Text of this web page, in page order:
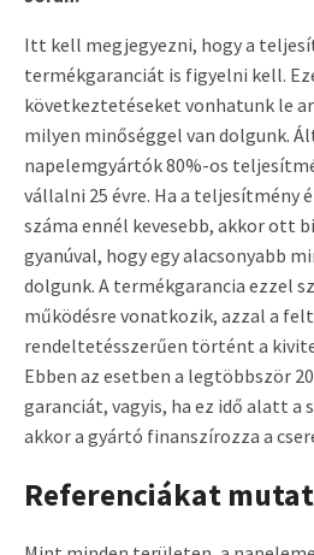
Itt kell megjegyezni, hogy a
termékgaranciát is figyelni kell.
következtetéseket vonhatunk le
milyen minőséggel van dolgunk.
napelemgyártók 80%-os
vállalni 25 évre. Ha a teljesítmény
száma ennél kevesebb, akkor ott
gyanúval, hogy egy alacsonyabb
dolgunk. A termékgarancia ezzel
működésre vonatkozik, azzal a
rendeltetésszerűen történt a
Ebben az esetben a legtöbbször
garanciát, vagyis, ha ez idő alatt a
akkor a gyártó finanszírozza a
Referenciákat mutat